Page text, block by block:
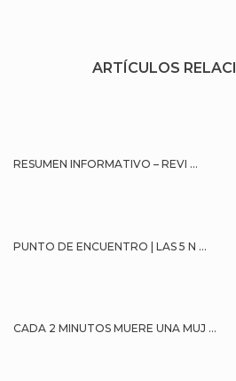
ARTÍCULOS
RESUMEN INFORMATIVO – REVI ...
PUNTO DE ENCUENTRO | LAS 5 N ...
CADA 2 MINUTOS MUERE UNA MUJ ...